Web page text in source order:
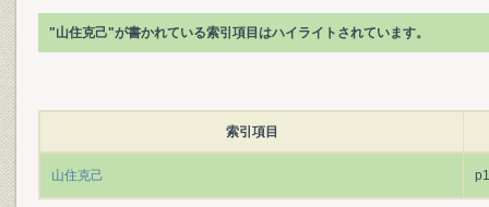
"山住克己"が書かれている索引項目はハイライトされています。
索引項目
山住克己